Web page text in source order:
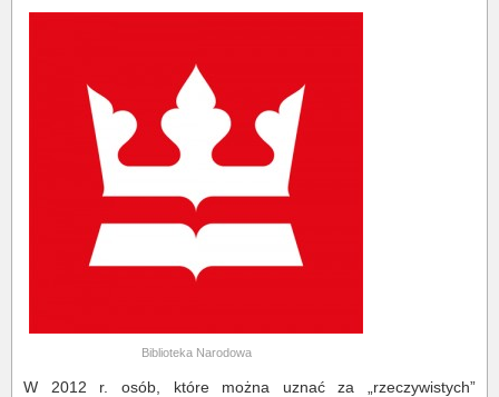
Biblioteka Narodowa
W 2012 r. osób, które można uznać za „rzeczywistych”